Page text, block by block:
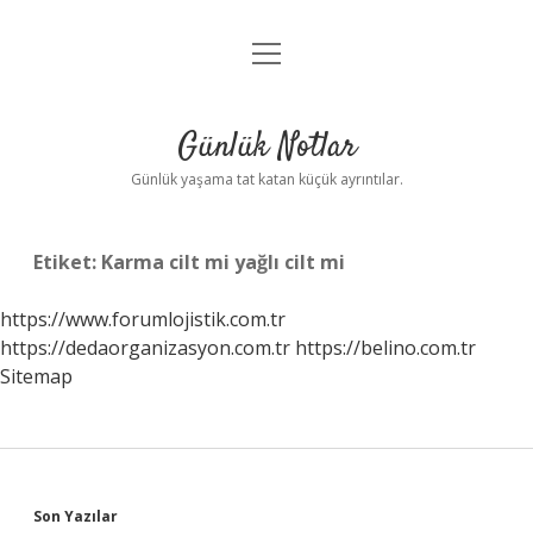
Anasayfa
Yasal Uyarı
menüyü
Günlük Notlar
Günlük yaşama tat katan küçük ayrıntılar.
Etiket: Karma cilt mi yağlı cilt mi
https://www.forumlojistik.com.tr
https://dedaorganizasyon.com.tr https://belino.com.tr
Sitemap
Sidebar
Son Yazılar